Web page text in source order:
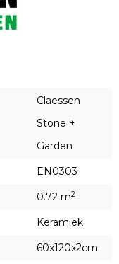
Claessen
Stone +
Garden
EN0303
0.72 m2
Keramiek
60x120x2cm